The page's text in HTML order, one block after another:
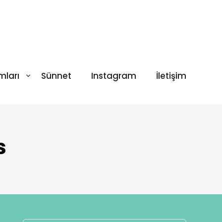
Sünnet Instagram İletişim